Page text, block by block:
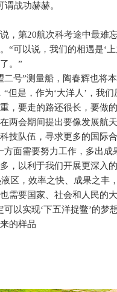
战功赫赫。
，第20航次科考途中最难
“可以说，我们的相遇是‘
。”
二号”测量船，陶春辉也将
“但是，作为‘大洋人’，我
，要走的路还很长，要做
两会期间提出要像发展航
技队伍，寻求更多的国际
方面需要努力工作，多出
，以利于我们开展更深入
区，效率之快、成果之丰
需要国家、社会和人民的大
以实现‘下五洋捉鳖’的梦
的样品